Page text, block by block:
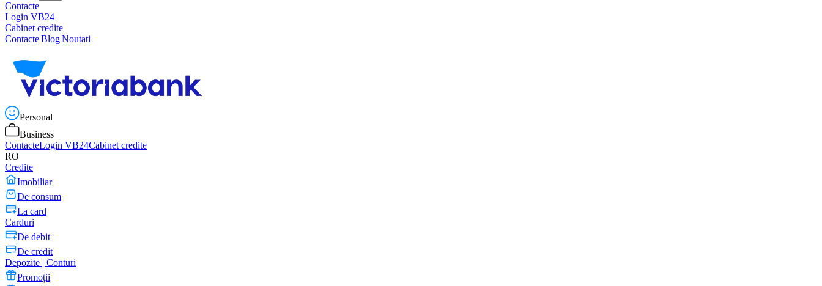
Contacte
Login VB24
Cabinet credite
Contacte|Blog|Noutati
Personal
Business
ContacteLogin VB24Cabinet credite
RO
Credite
Imobiliar
De consum
La card
Carduri
De debit
De credit
Depozite | Conturi
Promoții